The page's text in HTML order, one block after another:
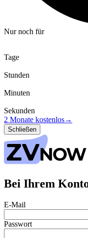
Nur noch für
Tage
Stunden
Minuten
Sekunden
2 Monate kostenlos→
Schließen
Bei Ihrem
E-Mail
Passwort